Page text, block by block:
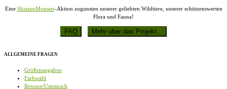
Eine SkizzenMonster-Aktion zugunsten unserer geliebten Wildtiere, unserer schützenswerten
Flora und Fauna!
ALLGEMEINE FRAGEN
Größenangaben
Farbwahl
Retoure/Umtausch